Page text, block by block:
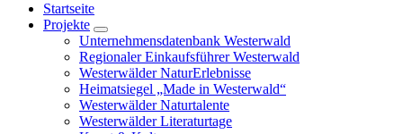
Startseite
Projekte
Unternehmensdatenbank Westerwald
Regionaler Einkaufsführer Westerwald
Westerwälder NaturErlebnisse
Heimatsiegel „Made in Westerwald“
Westerwälder Naturtalente
Westerwälder Literaturtage